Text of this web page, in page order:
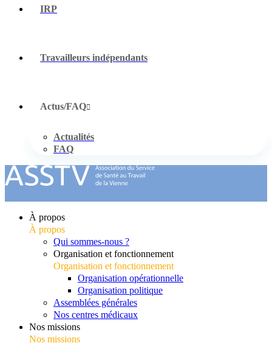
IRP
Travailleurs indépendants
Actus/FAQ
Actualités
FAQ
À propos
À propos
Qui sommes-nous ?
Organisation et fonctionnement
Organisation et fonctionnement
Organisation opérationnelle
Organisation politique
Assemblées générales
Nos centres médicaux
Nos missions
Nos missions